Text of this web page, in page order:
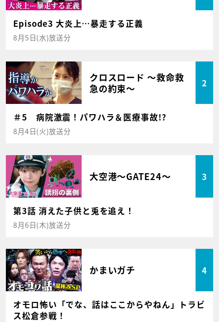
Episode3 大炎上…暴走する正義
8月5日(水)放送分
クロスロード ～救命救
急の約束～
2
＃5 病院激震！パワハラ＆医療事故!?
8月4日(火)放送分
大空港～GATE24～ 3
第3話 消えた子供と兎を追え！
8月6日(木)放送分
かまいガチ 4
オモロ怖い「でな、話はここからやねん」トラビ
ス松倉参戦！